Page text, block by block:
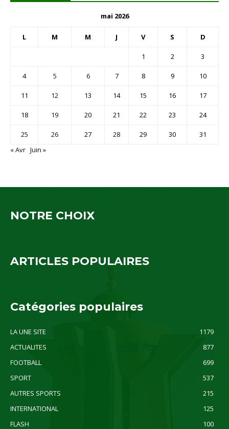
mai 2026
L M M J V S D
1 2 3
4 5 6 7 8 9 10
11 12 13 14 15 16 17
18 19 20 21 22 23 24
25 26 27 28 29 30
31
« Avr Juin »
NOTRE CHOIX
ARTICLES POPULAIRES
Catégories populaires
LA UNE SITE
1179
ACTUALITES
877
FOOTBALL
699
SPORT
537
AUTRES SPORTS
215
INTERNATIONAL
125
FLASH
100